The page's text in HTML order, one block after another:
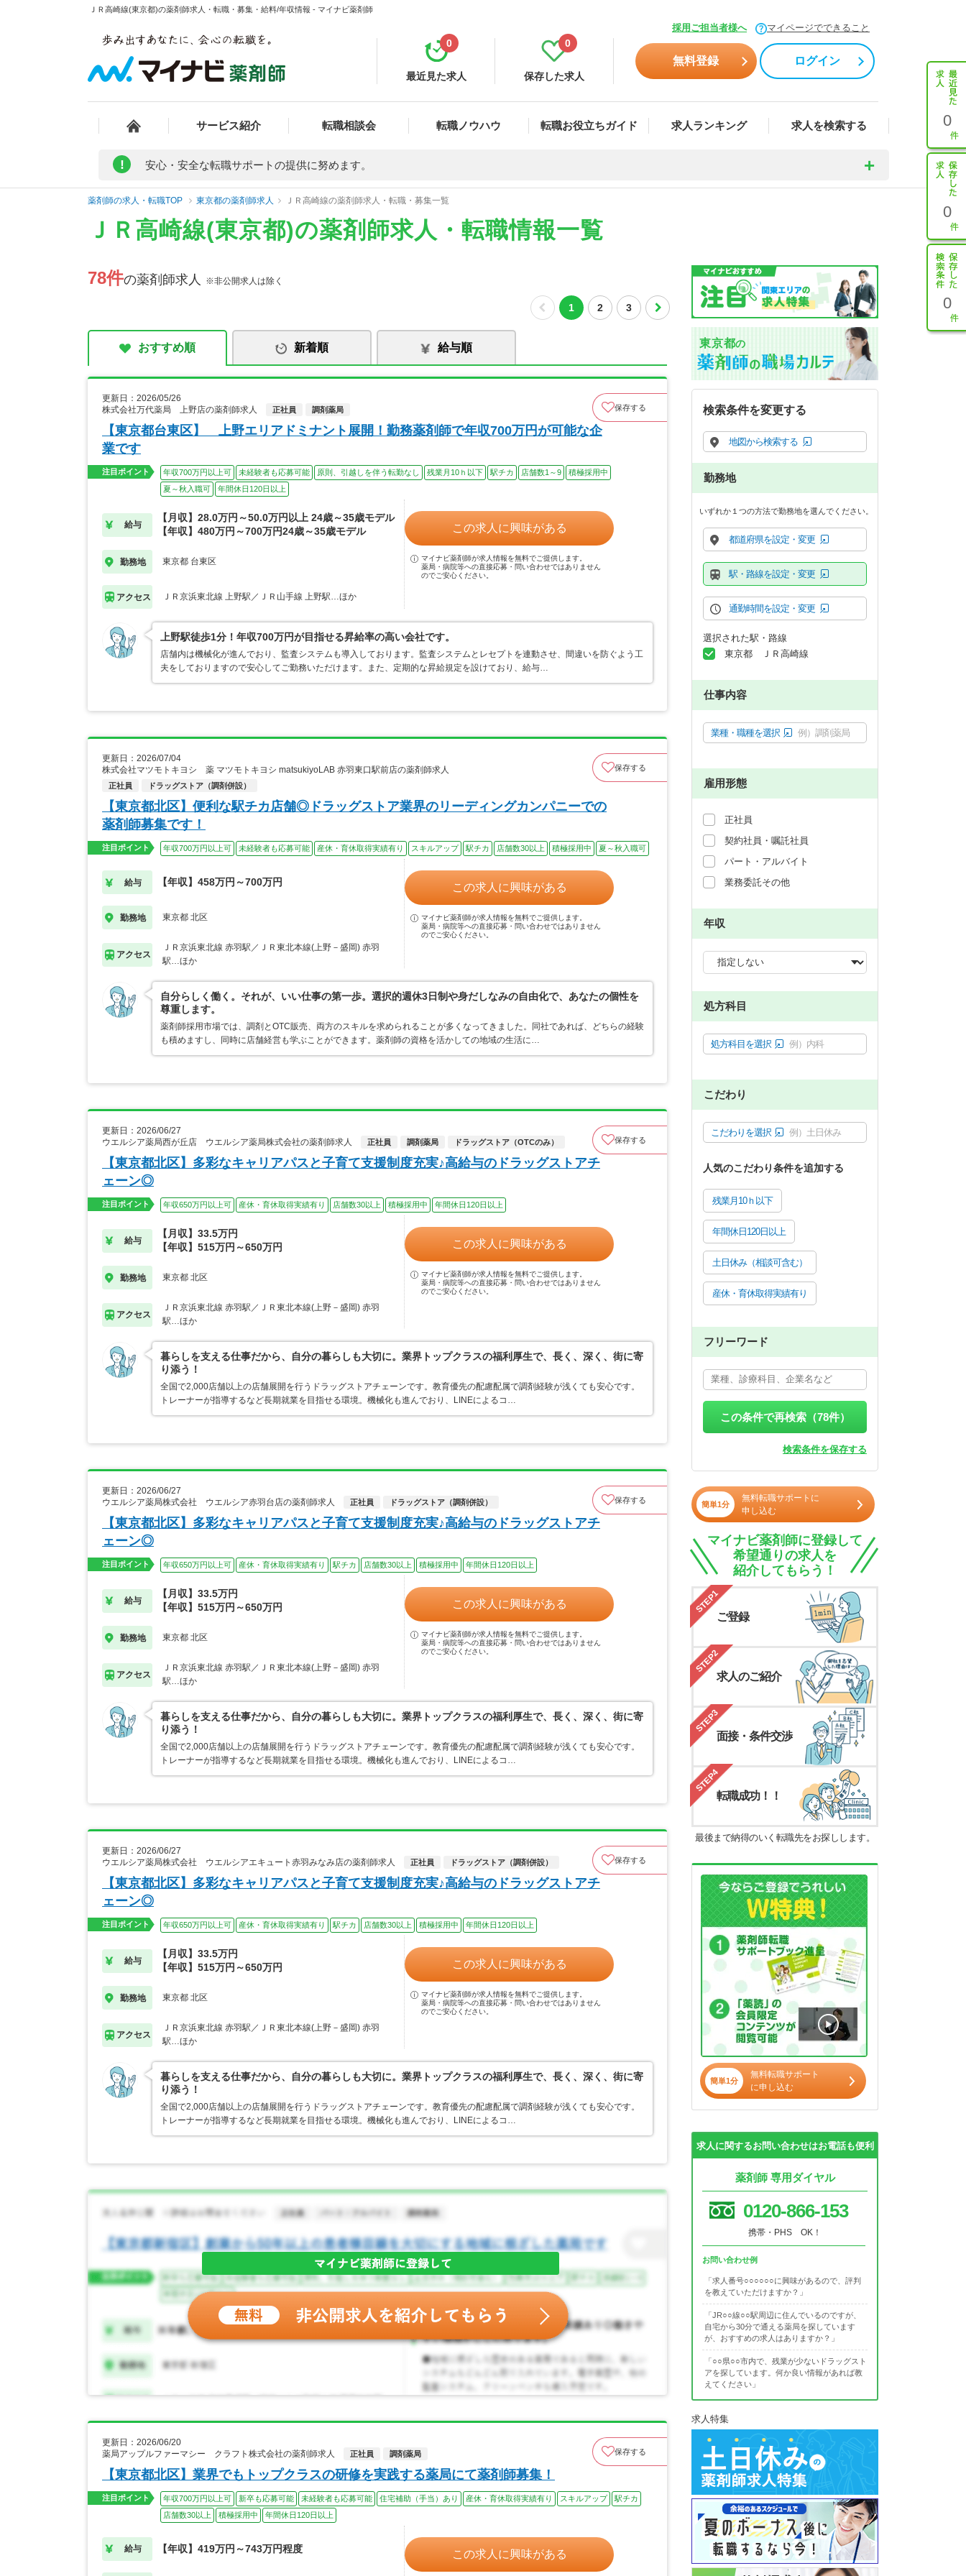
ＪＲ高崎線(東京都)の薬剤師求人・転職・募集・給料/年収情報 - マイナビ薬剤師
採用ご担当者様へ マイページでできること
最近見た求人
0
保存した求人
0
無料登録 ログイン
サービス紹介 転職相談会 転職ノウハウ 転職お役立ちガイド 求人ランキング 求人を検索する 0
0
0
! 安心・安全な転職サポートの提供に努めます。
薬剤師の求人・転職TOP 東京都の薬剤師求人 ＪＲ高崎線の薬剤師求人・転職・募集一覧
ＪＲ高崎線(東京都)の薬剤師求人・転職情報一覧
78件の薬剤師求人 ※非公開求人は除く
1 2 3
おすすめ順 新着順 給与順
更新日：2026/05/26
株式会社万代薬局 上野店の薬剤師求人
正社員 調剤薬局 保存する
【東京都台東区】 上野エリアドミナント展開！勤務薬剤師で年収700万円が可能な企
業です
注目ポイント 年収700万円以上可 未経験者も応募可能 原則、引越しを伴う転勤なし 残業月10ｈ以下 駅チカ 店舗数1～9
積極採用中
夏～秋入職可
年間休日120日以上
給与
【月収】28.0万円～50.0万円以上 24歳～35歳モデル
【年収】480万円～700万円24歳～35歳モデル
勤務地 東京都 台東区
アクセス ＪＲ京浜東北線 上野駅／ＪＲ山手線 上野駅…ほか
この求人に興味がある
マイナビ薬剤師が求人情報を無料でご提供します。
薬局・病院等への直接応募・問い合わせではありません
のでご安心ください。
上野駅徒歩1分！年収700万円が目指せる昇給率の高い会社です。
店舗内は機械化が進んでおり、監査システムも導入しております。監査システムとレセプトを連動させ、間違いを防ぐよう工
夫をしておりますので安心してご勤務いただけます。また、定期的な昇給規定を設けており、給与…
更新日：2026/07/04
株式会社マツモトキヨシ 薬 マツモトキヨシ matsukiyoLAB 赤羽東口駅前店の薬剤師求人
正社員 ドラッグストア（調剤併設）
保存する
【東京都北区】便利な駅チカ店舗◎ドラッグストア業界のリーディングカンパニーでの
薬剤師募集です！
注目ポイント 年収700万円以上可 未経験者も応募可能 産休・育休取得実績有り スキルアップ 駅チカ 店舗数30以上 積極採用中 夏～秋入職可
給与 【年収】458万円～700万円
勤務地 東京都 北区
アクセス
ＪＲ京浜東北線 赤羽駅／ＪＲ東北本線(上野－盛岡) 赤羽
駅…ほか
この求人に興味がある
マイナビ薬剤師が求人情報を無料でご提供します。
薬局・病院等への直接応募・問い合わせではありません
のでご安心ください。
自分らしく働く。それが、いい仕事の第一歩。選択的週休3日制や身だしなみの自由化で、あなたの個性を
尊重します。
薬剤師採用市場では、調剤とOTC販売、両方のスキルを求められることが多くなってきました。同社であれば、どちらの経験
も積めますし、同時に店舗経営も学ぶことができます。薬剤師の資格を活かしての地域の生活に…
更新日：2026/06/27
ウエルシア薬局西が丘店 ウエルシア薬局株式会社の薬剤師求人
正社員 調剤薬局 ドラッグストア（OTCのみ） 保存する
【東京都北区】多彩なキャリアパスと子育て支援制度充実♪高給与のドラッグストアチ
ェーン◎
注目ポイント 年収650万円以上可 産休・育休取得実績有り 店舗数30以上 積極採用中 年間休日120日以上
給与
【月収】33.5万円
【年収】515万円～650万円
勤務地 東京都 北区
アクセス
ＪＲ京浜東北線 赤羽駅／ＪＲ東北本線(上野－盛岡) 赤羽
駅…ほか
この求人に興味がある
マイナビ薬剤師が求人情報を無料でご提供します。
薬局・病院等への直接応募・問い合わせではありません
のでご安心ください。
暮らしを支える仕事だから、自分の暮らしも大切に。業界トップクラスの福利厚生で、長く、深く、街に寄
り添う！
全国で2,000店舗以上の店舗展開を行うドラッグストアチェーンです。教育優先の配慮配属で調剤経験が浅くても安心です。
トレーナーが指導するなど長期就業を目指せる環境。機械化も進んでおり、LINEによるコ…
更新日：2026/06/27
ウエルシア薬局株式会社 ウエルシア赤羽台店の薬剤師求人
正社員 ドラッグストア（調剤併設） 保存する
【東京都北区】多彩なキャリアパスと子育て支援制度充実♪高給与のドラッグストアチ
ェーン◎
注目ポイント 年収650万円以上可 産休・育休取得実績有り 駅チカ 店舗数30以上 積極採用中 年間休日120日以上
給与
【月収】33.5万円
【年収】515万円～650万円
勤務地 東京都 北区
アクセス
ＪＲ京浜東北線 赤羽駅／ＪＲ東北本線(上野－盛岡) 赤羽
駅…ほか
この求人に興味がある
マイナビ薬剤師が求人情報を無料でご提供します。
薬局・病院等への直接応募・問い合わせではありません
のでご安心ください。
暮らしを支える仕事だから、自分の暮らしも大切に。業界トップクラスの福利厚生で、長く、深く、街に寄
り添う！
全国で2,000店舗以上の店舗展開を行うドラッグストアチェーンです。教育優先の配慮配属で調剤経験が浅くても安心です。
トレーナーが指導するなど長期就業を目指せる環境。機械化も進んでおり、LINEによるコ…
更新日：2026/06/27
ウエルシア薬局株式会社 ウエルシアエキュート赤羽みなみ店の薬剤師求人
正社員 ドラッグストア（調剤併設） 保存する
【東京都北区】多彩なキャリアパスと子育て支援制度充実♪高給与のドラッグストアチ
ェーン◎
注目ポイント 年収650万円以上可 産休・育休取得実績有り 駅チカ 店舗数30以上 積極採用中 年間休日120日以上
給与
【月収】33.5万円
【年収】515万円～650万円
勤務地 東京都 北区
アクセス
ＪＲ京浜東北線 赤羽駅／ＪＲ東北本線(上野－盛岡) 赤羽
駅…ほか
この求人に興味がある
マイナビ薬剤師が求人情報を無料でご提供します。
薬局・病院等への直接応募・問い合わせではありません
のでご安心ください。
暮らしを支える仕事だから、自分の暮らしも大切に。業界トップクラスの福利厚生で、長く、深く、街に寄
り添う！
全国で2,000店舗以上の店舗展開を行うドラッグストアチェーンです。教育優先の配慮配属で調剤経験が浅くても安心です。
トレーナーが指導するなど長期就業を目指せる環境。機械化も進んでおり、LINEによるコ…
更新日：2026/06/20
薬局アップルファーマシー クラフト株式会社の薬剤師求人
正社員 調剤薬局 保存する
【東京都北区】業界でもトップクラスの研修を実践する薬局にて薬剤師募集！
注目ポイント 年収700万円以上可 新卒も応募可能 未経験者も応募可能 住宅補助（手当）あり 産休・育休取得実績有り スキルアップ
駅チカ
店舗数30以上
積極採用中 年間休日120日以上
給与 【年収】419万円～743万円程度 この求人に興味がある
東京都の
検索条件を変更する
地図から検索する
勤務地
いずれか１つの方法で勤務地を選んでください。
都道府県を設定・変更
駅・路線を設定・変更
通勤時間を設定・変更
選択された駅・路線
東京都 ＪＲ高崎線
仕事内容
業種・職種を選択 例）調剤薬局
雇用形態
正社員
契約社員・嘱託社員
パート・アルバイト
業務委託その他
年収
処方科目
処方科目を選択 例）内科
こだわり
こだわりを選択 例）土日休み
人気のこだわり条件を追加する
残業月10ｈ以下
年間休日120日以上
土日休み（相談可含む）
産休・育休取得実績有り
フリーワード
この条件で再検索（78件）
検索条件を保存する
簡単1分
無料転職サポートに
申し込む
マイナビ薬剤師に登録して
希望通りの求人を
紹介してもらう！
STEP1
ご登録
STEP2
求人のご紹介
STEP3
面接・条件交渉
STEP4
転職成功！！
最後まで納得のいく転職先をお探しします。
簡単1分
無料転職サポート
に申し込む
求人に関するお問い合わせはお電話も便利
薬剤師 専用ダイヤル
0120-866-153
携帯・PHS OK！
お問い合わせ例
「求人番号○○○○○○に興味があるので、評判
を教えていただけますか？」
「JR○○線○○駅周辺に住んでいるのですが、
自宅から30分で通える薬局を探しています
が、おすすめの求人はありますか？」
「○○県○○市内で、残業が少ないドラッグスト
アを探しています。何か良い情報があれば教
えてください」
求人特集